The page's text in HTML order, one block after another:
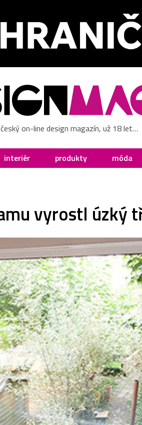
on-line design magazín, už 18 let…
interiér produkty móda
vyrostl úzký